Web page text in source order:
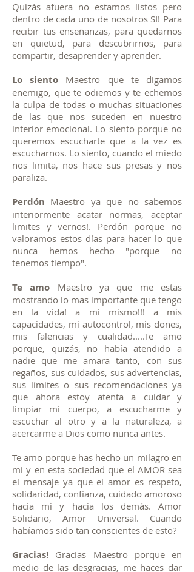
Quizás afuera no estamos listos pero
dentro de cada uno de nosotros SI! Para
recibir tus enseñanzas, para quedarnos
en quietud, para descubrirnos, para
compartir, desaprender y aprender.
Lo siento Maestro que te digamos
enemigo, que te odiemos y te echemos
la culpa de todas o muchas situaciones
de las que nos suceden en nuestro
interior emocional. Lo siento porque no
queremos escucharte que a la vez es
escucharnos. Lo siento, cuando el miedo
nos limita, nos hace sus presas y nos
paraliza.
Perdón Maestro ya que no sabemos
interiormente acatar normas, aceptar
limites y vernos!. Perdón porque no
valoramos estos días para hacer lo que
nunca hemos hecho "porque no
tenemos tiempo".
Te amo Maestro ya que me estas
mostrando lo mas importante que tengo
en la vida! a mi mismo!!! a mis
capacidades, mi autocontrol, mis dones,
mis falencias y cualidad.....Te amo
porque, quizás, no había atendido a
nadie que me amara tanto, con sus
regaños, sus cuidados, sus advertencias,
sus límites o sus recomendaciones ya
que ahora estoy atenta a cuidar y
limpiar mi cuerpo, a escucharme y
escuchar al otro y a la naturaleza, a
acercarme a Dios como nunca antes.
Te amo porque has hecho un milagro en
mi y en esta sociedad que el AMOR sea
el mensaje ya que el amor es respeto,
solidaridad, confianza, cuidado amoroso
hacia mi y hacia los demás. Amor
Solidario, Amor Universal. Cuando
habíamos sido tan conscientes de esto?
Gracias! Gracias Maestro porque en
medio de las desgracias, me haces dar